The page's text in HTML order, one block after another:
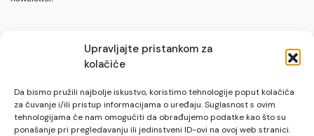
Upravljajte pristankom za
kolačiće
Da bismo pružili najbolje iskustvo, koristimo tehnologije poput kolačića
za čuvanje i/ili pristup informacijama o uređaju. Suglasnost s ovim
tehnologijama će nam omogućiti da obrađujemo podatke kao što su
ponašanje pri pregledavanju ili jedinstveni ID-ovi na ovoj web stranici.
PRETPLATI SE